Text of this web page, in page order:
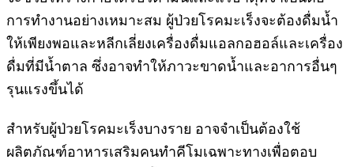
การทำงานอย่างเหมาะสม ผู้ป่วยโรคมะเร็งจะต้องดื่มน้ำ
ให้เพียงพอและหลีกเลี่ยงเครื่องดื่มแอลกอฮอล์และเครื่อง
ดื่มที่มีน้ำตาล ซึ่งอาจทำให้ภาวะขาดน้ำและอาการอื่นๆ
รุนแรงขึ้นได้
สำหรับผู้ป่วยโรคมะเร็งบางราย อาจจำเป็นต้องใช้
ผลิตภัณฑ์อาหารเสริมคนทำคีโมเฉพาะทางเพื่อตอบ